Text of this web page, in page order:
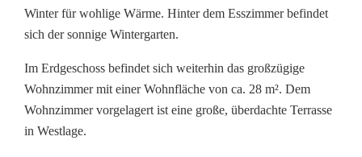
Winter für wohlige Wärme. Hinter dem Esszimmer befindet
sich der sonnige Wintergarten.
Im Erdgeschoss befindet sich weiterhin das großzügige
Wohnzimmer mit einer Wohnfläche von ca. 28 m². Dem
Wohnzimmer vorgelagert ist eine große, überdachte Terrasse
in Westlage.